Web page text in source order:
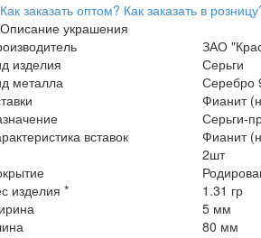
Как заказать оптом? Как заказать в
Описание украшения
ЗАО
изделия
Серьги
металла
Серебро
Фианит
Серьги-
вставок
Фианит
2шт
изделия *
1.31 гр
5 мм
80 мм